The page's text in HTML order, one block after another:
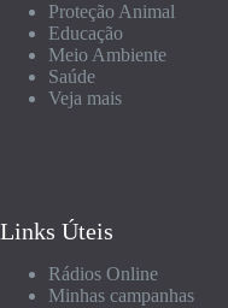
Proteção Animal
Educação
Meio Ambiente
Saúde
Veja mais
Links Úteis
Rádios Online
Minhas campanhas